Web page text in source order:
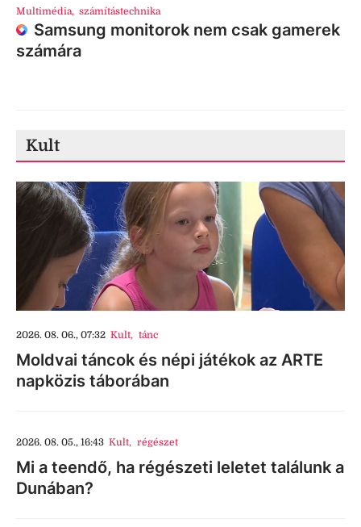
Multimédia, számítástechnika
Samsung monitorok nem csak gamerek
számára
Kult
2026. 08. 06., 07:32 Kult, tánc
Moldvai táncok és népi játékok az ARTE
napközis táborában
2026. 08. 05., 16:43 Kult, régészet
Mi a teendő, ha régészeti leletet találunk a
Dunában?